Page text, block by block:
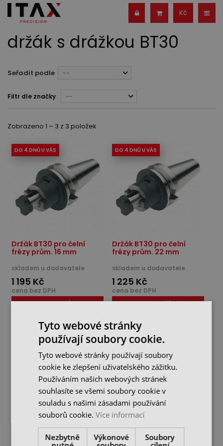
Kč
držák s drážkou BT30
Seřadit podle --
Filtr dle značky --
Zobrazeno 1 – 3 z 3 položek
DO 4 DNŮ U VÁS
Držák BT30 pro čelní
frézy prům. 16 mm
skladem u dodavatele
1 195 Kč
cena bez DPH
DO KOŠÍKU
DO 4 DNŮ U VÁS
Držák BT30 pro čelní
frézy prům. 22 mm
skladem u dodavatele
1 225 Kč
cena bez DPH
DO KOŠÍKU
Držák BT30 pro čelní
Tyto webové stránky
používají soubory cookie.
Tyto webové stránky používají soubory
cookie ke zlepšení uživatelského zážitku.
Používáním našich webových stránek
souhlasíte se všemi soubory cookie v
souladu s našimi zásadami používání
souborů cookie.Více informací
Nezbytně
Výkonové
Soubory